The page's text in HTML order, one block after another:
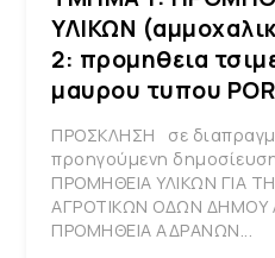
ΥΛΙΚΩΝ
2: προμηθεια
μαυρου τυπου
ΠΡΟΣΚΛΗΣΗ σε
προηγούμενη
ΠΡΟΜΗΘΕΙΑ ΥΛΙΚΩΝ ΓΙΑ
ΑΓΡΟΤΙΚΩΝ ΟΔΩΝ ΔΗΜΟΥ
ΠΡΟΜΗΘΕΙΑ ΑΔΡΑΝΩΝ...